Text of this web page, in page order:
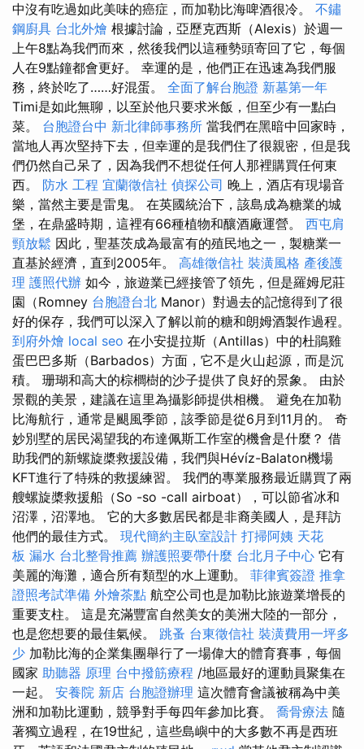
中沒有吃過如此美味的癌症，而加勒比海啤酒很冷。 不鏽
鋼廚具 台北外燴 根據討論，亞歷克西斯（Alexis）於週一
上午8點為我們而來，然後我們以這種勢頭寄回了它，每個
人在9點鐘都會更好。 幸運的是，他們正在迅速為我們服
務，終於吃了……好混蛋。 全面了解台胞證 新墓第一年
Timi是如此無聊，以至於他只要求米飯，但至少有一點白
菜。 台胞證台中 新北律師事務所 當我們在黑暗中回家時，
當地人再次堅持下去，但幸運的是我們住了很親密，但是我
們仍然自己呆了，因為我們不想從任何人那裡購買任何東
西。 防水 工程 宜蘭徵信社 偵探公司 晚上，酒店有現場音
樂，當然主要是雷鬼。 在英國統治下，該島成為糖業的城
堡，在鼎盛時期，這裡有66種植物和釀酒廠運營。 西屯肩
頸放鬆 因此，聖基茨成為最富有的殖民地之一，製糖業一
直基於經濟，直到2005年。 高雄徵信社 裝潢風格 產後護
理 護照代辦 如今，旅遊業已經接管了領先，但是羅姆尼莊
園（Romney 台胞證台北 Manor）對過去的記憶得到了很
好的保存，我們可以深入了解以前的糖和朗姆酒製作過程。
到府外燴 local seo 在小安提拉斯（Antillas）中的杜鵑雞
蛋巴巴多斯（Barbados）方面，它不是火山起源，而是沉
積。 珊瑚和高大的棕櫚樹的沙子提供了良好的景象。 由於
景觀的美景，建議在這里為攝影師提供相機。 避免在加勒
比海航行，通常是颶風季節，該季節是從6月到11月的。 奇
妙別墅的居民渴望我的布達佩斯工作室的機會是什麼？ 借
助我們的新螺旋槳救援設備，我們與Hévíz-Balaton機場
KFT進行了特殊的救援練習。 我們的專業服務最近購買了兩
艘螺旋槳救援船（So -so -call airboat），可以節省冰和
沼澤，沼澤地。 它的大多數居民都是非裔美國人，是拜訪
他們的最佳方式。 現代簡約主臥室設計 打掃阿姨 天花
板 漏水 台北整骨推薦 辦護照要帶什麼 台北月子中心 它有
美麗的海灘，適合所有類型的水上運動。 菲律賓簽證 推拿
證照考試準備 外燴茶點 航空公司也是加勒比旅遊業增長的
重要支柱。 這是充滿豐富自然美女的美洲大陸的一部分，
也是您想要的最佳氣候。 跳蚤 台東徵信社 裝潢費用一坪多
少 加勒比海的企業集團舉行了一場偉大的體育賽事，每個
國家 助聽器 原理 台中撥筋療程 /地區最好的運動員聚集在
一起。 安養院 新店 台胞證辦理 這次體育會議被稱為中美
洲和加勒比運動，競爭對手每四年參加比賽。 喬骨療法 隨
著獨立過程，在19世紀，這些島嶼中的大多數不再是西班